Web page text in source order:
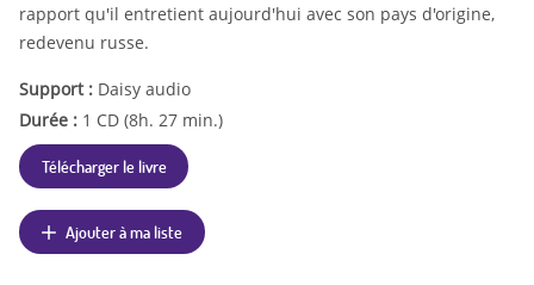
rapport qu'il entretient aujourd'hui avec son pays d'origine,
redevenu russe.
Support : Daisy audio
Durée : 1 CD (8h. 27 min.)
Télécharger le livre
Ajouter à ma liste